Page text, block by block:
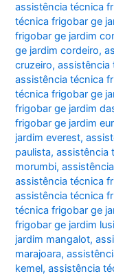
assistência técnica
técnica frigobar ge
frigobar ge jardim
ge jardim cordeiro,
cruzeiro,assistência
assistência técnica
técnica frigobar ge
frigobar ge jardim
frigobar ge jardim
jardim everest,
paulista,assistência
morumbi,
assistência técnica
assistência técnica
técnica frigobar ge
frigobar ge jardim
jardim mangalot,
marajoara,
kemel,assistência